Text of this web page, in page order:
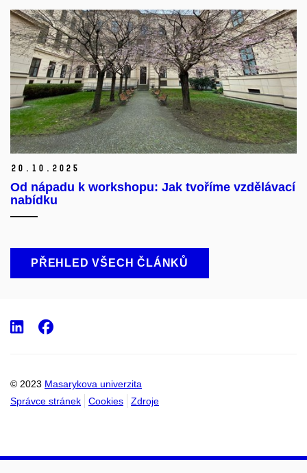
20. 10. 2025
Od nápadu k workshopu: Jak tvoříme vzdělávací
nabídku
PŘEHLED VŠECH ČLÁNKŮ
© 2023 Masarykova univerzita
Správce stránek
Cookies Zdroje
LinkedIn
Facebook